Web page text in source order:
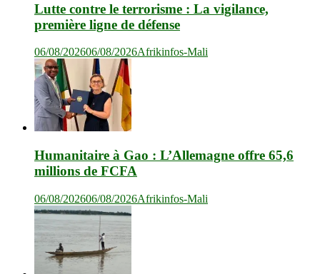
Lutte contre le terrorisme : La vigilance,
première ligne de défense
06/08/202606/08/2026Afrikinfos-Mali
Humanitaire à Gao : L’Allemagne offre 65,6
millions de FCFA
06/08/202606/08/2026Afrikinfos-Mali